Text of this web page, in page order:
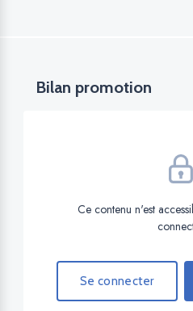
Bilan promotion
Ce contenu n'est
Se connecter